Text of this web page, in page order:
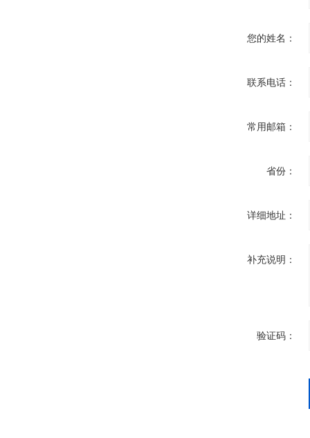
您的姓名：
联系电话：
常用邮箱：
省份：
详细地址：
补充说明：
验证码：